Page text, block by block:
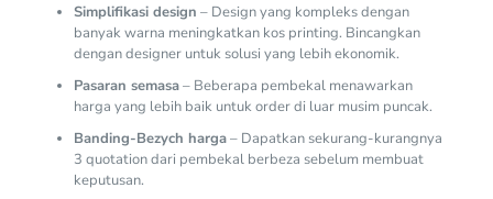
Simplifikasi design – Design yang kompleks dengan
banyak warna meningkatkan kos printing. Bincangkan
dengan designer untuk solusi yang lebih ekonomik.
Pasaran semasa– Beberapa pembekal menawarkan
harga yang lebih baik untuk order di luar musim puncak.
Banding-Bezych harga– Dapatkan sekurang-kurangnya
3 quotation dari pembekal berbeza sebelum membuat
keputusan.